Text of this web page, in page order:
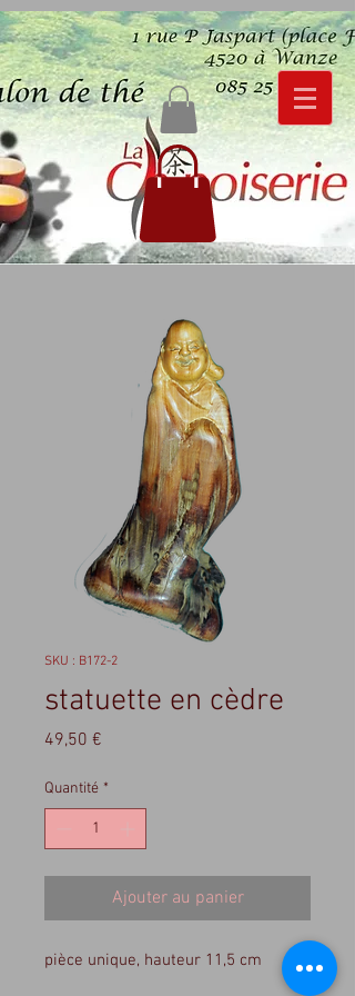
SKU : B172-2
statuette en cèdre
49,50 €
Quantité *
Ajouter au panier
pièce unique, hauteur 11,5 cm